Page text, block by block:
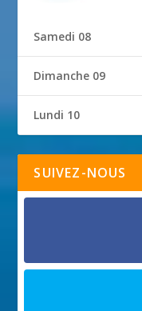
Samedi 08
Dimanche 09
Lundi 10
SUIVEZ-NOUS